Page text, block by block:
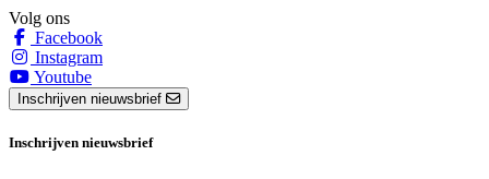
Volg ons
Facebook
Instagram
Youtube
Inschrijven nieuwsbrief
Inschrijven nieuwsbrief